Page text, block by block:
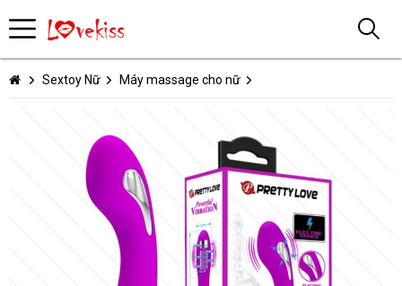
Sextoy Nữ Máy massage cho nữ